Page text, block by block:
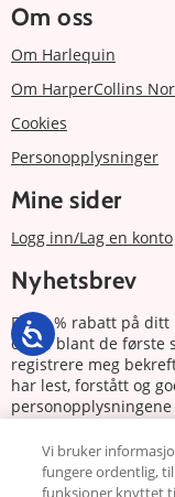
Om oss
Om Harlequin
Om HarperCollins
Cookies
Personopplysninger
Mine sider
Logg inn/Lag en konto
Nyhetsbrev
Få 20 % rabatt på
og bli blant de første
registrere meg
har lest, forstått og
Vi bruker
fungere ordentlig,
funksjoner knyttet